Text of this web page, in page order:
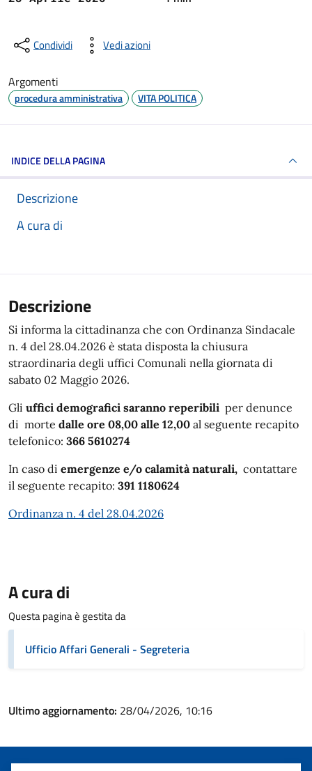
Condividi Vedi azioni
Argomenti
procedura amministrativa VITA POLITICA
INDICE DELLA PAGINA
Descrizione
A cura di
Descrizione
Si informa la cittadinanza che con Ordinanza Sindacale
n. 4 del 28.04.2026 è stata disposta la chiusura
straordinaria degli uffici Comunali nella giornata di
sabato 02 Maggio 2026.
Gli uffici demografici saranno reperibili per denunce
di morte dalle ore 08,00 alle 12,00 al seguente recapito
telefonico: 366 5610274
In caso di emergenze e/o calamità naturali, contattare
il seguente recapito: 391 1180624
Ordinanza n. 4 del 28.04.2026
A cura di
Questa pagina è gestita da
Ufficio Affari Generali - Segreteria
Ultimo aggiornamento: 28/04/2026, 10:16